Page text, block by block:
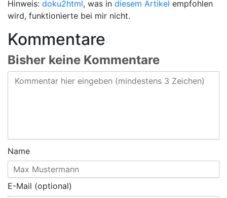
Hinweis: doku2html, was in diesem Artikel empfohlen
wird, funktionierte bei mir nicht.
Kommentare
Bisher keine Kommentare
Name
E-Mail (optional)